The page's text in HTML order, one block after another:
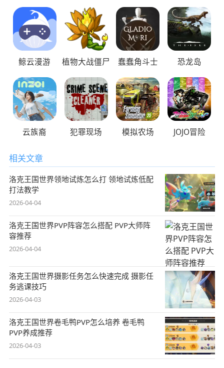
鲸云漫游 植物大战僵尸 蠢蠢角斗士 恐龙岛
云族裔 犯罪现场 模拟农场 JOJO冒险
相关文章
洛克王国世界领地试炼怎么打 领地试炼低配
打法教学
2026-04-04
洛克王国世界PVP阵容怎么搭配 PVP大师阵
容推荐
2026-04-04
洛克王国世界摄影任务怎么快速完成 摄影任
务逃课技巧
2026-04-03
洛克王国世界卷毛鸭PVP怎么培养 卷毛鸭
PVP养成推荐
2026-04-03